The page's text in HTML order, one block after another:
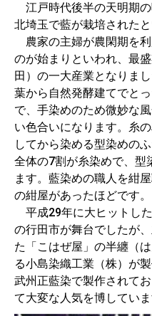
江戸時代後半の天明期
北埼玉で藍が栽培されたと
農家の主婦が農閑期を
のが始まりといわれ、最
田）の一大産業となりま
葉から自然発酵建てでと
で、手染めのため微妙な
い色合いになります。糸
してから染める型染めの
全体の7割が糸染めで、型
ます。藍染めの職人を紺
の紺屋があったほどです。
平成29年に大ヒットし
の行田市が舞台でしたが
た「こはぜ屋」の半纏（
る小島染織工業（株）が
武州正藍染で製作されて
て大変な人気を博していま